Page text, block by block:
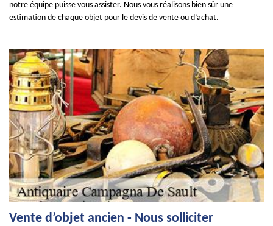
notre équipe puisse vous assister. Nous vous réalisons bien sûr une
estimation de chaque objet pour le devis de vente ou d’achat.
Vente d’objet ancien - Nous solliciter